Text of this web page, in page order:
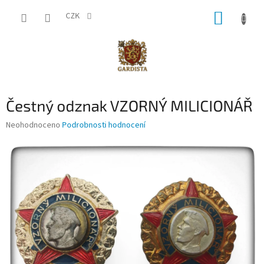
CZK
Čestný odznak VZORNÝ MILICIONÁŘ
Průměrné
produktu
je
hvězdiček.
Neohodnoceno Podrobnosti hodnocení